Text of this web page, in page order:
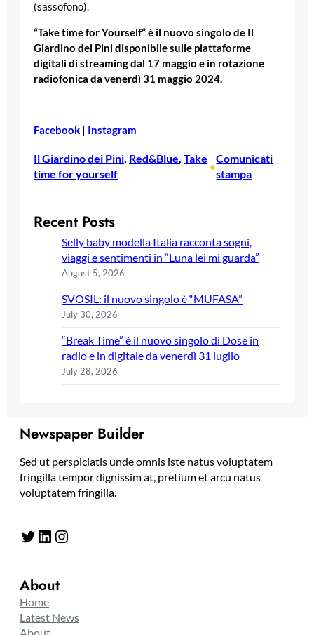
(sassofono).
“Take time for Yourself” è il nuovo singolo de Il
Giardino dei Pini disponibile sulle piattaforme
digitali di streaming dal 17 maggio e in rotazione
radiofonica da venerdì 31 maggio 2024.
Facebook | Instagram
Il Giardino dei Pini, Red&Blue, Take
time for yourself
•
Comunicati
stampa
Recent Posts
Selly baby modella Italia racconta sogni,
viaggi e sentimenti in “Luna lei mi guarda”
August 5, 2026
SVOSIL: il nuovo singolo è “MUFASA”
July 30, 2026
“Break Time” è il nuovo singolo di Dose in
radio e in digitale da venerdì 31 luglio
July 28, 2026
Newspaper Builder
Sed ut perspiciatis unde omnis iste natus voluptatem
fringilla tempor dignissim at, pretium et arcu natus
voluptatem fringilla.
Twitter LinkedIn Instagram
About
Home
Latest News